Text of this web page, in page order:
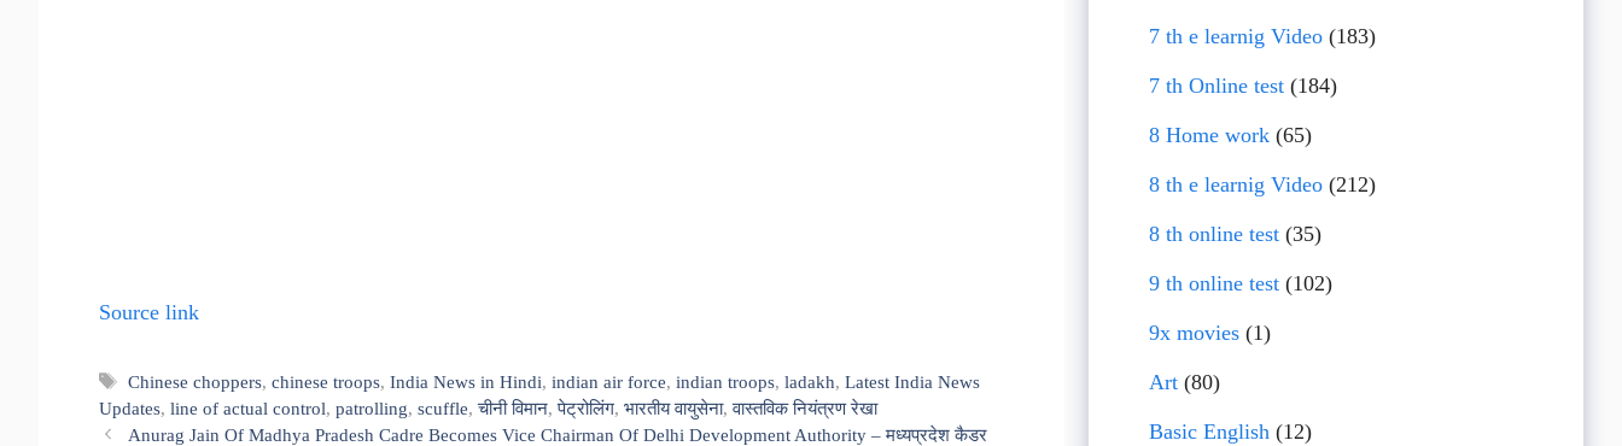
Source link
Tags
Chinese choppers,chinese troops,India News in Hindi,indian air force,indian troops,ladakh,Latest India News
Updates, line of actual control, patrolling, scuffle,चीनी विमान,पेट्रोलिंग, भारतीय वायुसेना,वास्तविक नियंत्रण रेखा
Anurag Jain Of Madhya Pradesh Cadre Becomes Vice Chairman Of Delhi Development Authority – मध्यप्रदेश कैडर
7 th e learnig Video (183)
7 th Online test (184)
8 Home work (65)
8 th e learnig Video (212)
8 th online test (35)
9 th online test (102)
9x movies (1)
Art (80)
Basic English (12)